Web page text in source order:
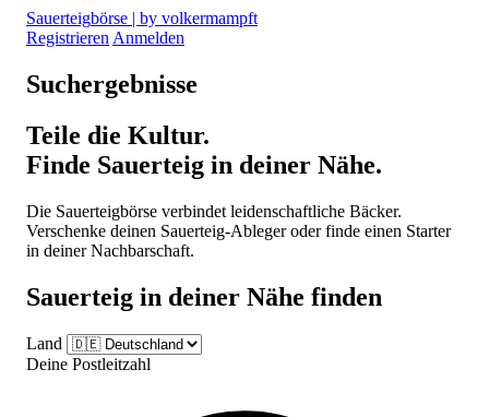
Sauerteigbörse | by volkermampft
Registrieren Anmelden
Suchergebnisse
Teile die Kultur.
Finde Sauerteig in deiner Nähe.
Die Sauerteigbörse verbindet leidenschaftliche Bäcker.
Verschenke deinen Sauerteig-Ableger oder finde einen Starter
in deiner Nachbarschaft.
Sauerteig in deiner Nähe finden
Land
Deine Postleitzahl